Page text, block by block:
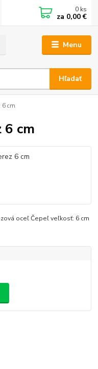
Menu
Hľadať
0 ks
za 0,00 €
6 cm
6 cm
oceľ Čepeľ veľkosť: 6 cm